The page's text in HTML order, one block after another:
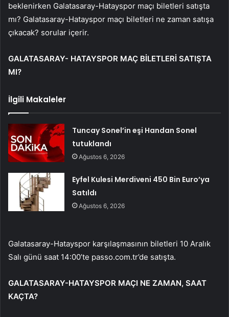
beklenirken Galatasaray-Hatayspor maçı biletleri satışta
mı? Galatasaray-Hatayspor maçı biletleri ne zaman satışa
çıkacak? sorular içerir.
GALATASARAY- HATAYSPOR MAÇ BİLETLERİ SATIŞTA
MI?
İlgili Makaleler
Tuncay Sonel’in eşi Handan Sonel
tutuklandı
Ağustos 6, 2026
Eyfel Kulesi Merdiveni 450 Bin Euro’ya
Satıldı
Ağustos 6, 2026
Galatasaray-Hatayspor karşılaşmasının biletleri 10 Aralık
Salı günü saat 14:00’te passo.com.tr’de satışta.
GALATASARAY-HATAYSPOR MAÇI NE ZAMAN, SAAT
KAÇTA?